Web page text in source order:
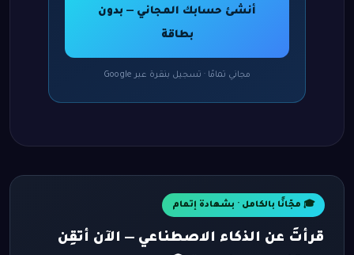
أنشئ حسابك المجاني — بدون
بطاقة
مجاني تمامًا · تسجيل بنقرة عبر Google
🎓 مجّانًا بالكامل · بشهادة إتمام
قرأتَ عن الذكاء الاصطناعي — الآن أتقِن